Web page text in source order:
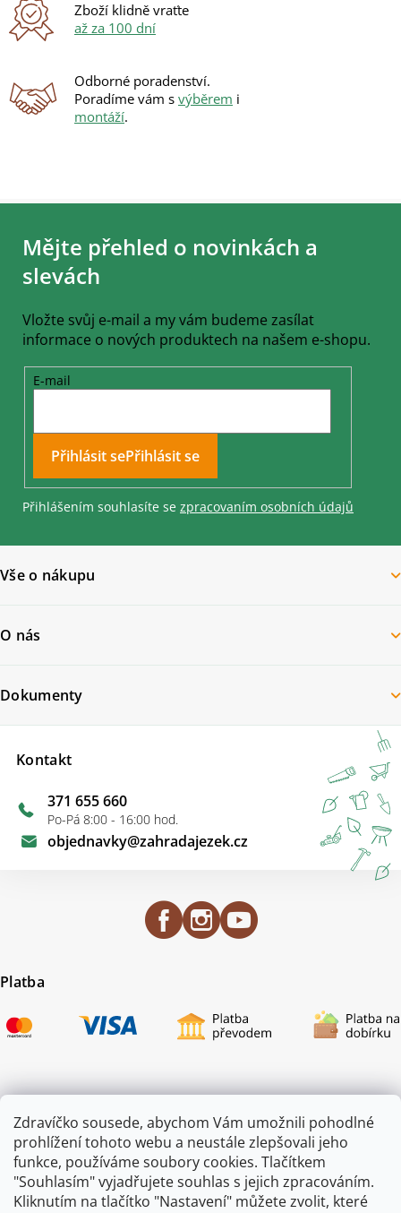
Zdravíčko sousede, abychom Vám umožnili pohodlné
prohlížení tohoto webu a neustále zlepšovali jeho
funkce, používáme soubory cookies. Tlačítkem
"Souhlasím" vyjadřujete souhlas s jejich zpracováním.
Kliknutím na tlačítko "Nastavení" můžete zvolit, které
Zboží klidně vraťte
až za 100 dní
Odborné poradenství.
Poradíme vám s výběrem i
montáží.
Z
Mějte přehled o novinkách a
slevách
Vložte svůj e-mail a my vám budeme zasílat
informace o nových produktech na našem e-shopu.
E-mail
Přihlásit se
Přihlášením souhlasíte se zpracovaním osobních údajů
Vše o nákupu
O nás
Kontakt
objednavky@zahradajezek.cz
371 655 660
Po-Pá 8:00 - 16:00 hod.
Dokumenty
Platba